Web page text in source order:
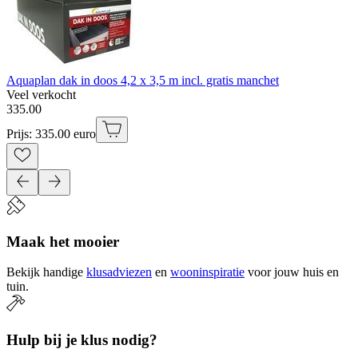
Aquaplan dak in doos 4,2 x 3,5 m incl. gratis manchet
Veel verkocht
335.00
Prijs: 335.00 euro
Maak het mooier
Bekijk handige klusadviezen en wooninspiratie voor jouw huis en
tuin.
Hulp bij je klus nodig?